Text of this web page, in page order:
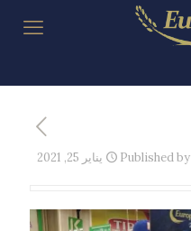
Published by يناير 25, 2021